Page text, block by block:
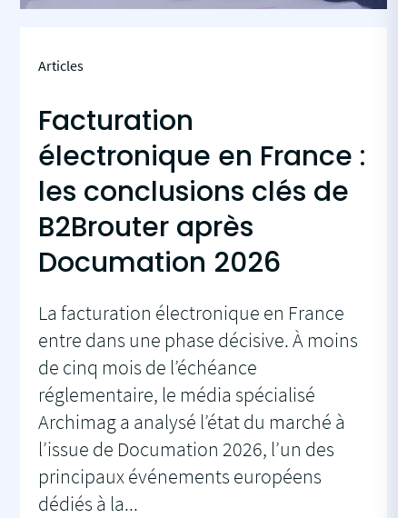
Articles
Facturation
électronique en France :
les conclusions clés de
B2Brouter après
Documation 2026
La facturation électronique en France
entre dans une phase décisive. À moins
de cinq mois de l’échéance
réglementaire, le média spécialisé
Archimag a analysé l’état du marché à
l’issue de Documation 2026, l’un des
principaux événements européens
dédiés à la...